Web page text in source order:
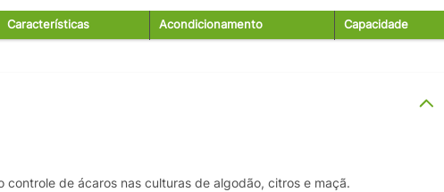
Características Acondicionamento Capacidade
de ácaros nas culturas de algodão, citros e maçã.